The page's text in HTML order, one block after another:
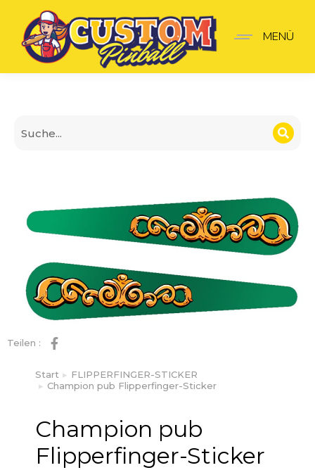
Champion pub
MENÜ
Teilen :
Sie befinden sich hier:
Start
FLIPPERFINGER-STICKER
Champion pub Flipperfinger-Sticker
Champion pub
Flipperfinger-Sticker